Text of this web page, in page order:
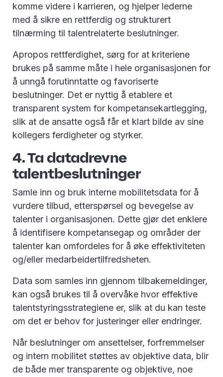
komme videre i karrieren, og hjelper lederne
med å sikre en rettferdig og strukturert
tilnærming til talentrelaterte beslutninger.
Apropos rettferdighet, sørg for at kriteriene
brukes på samme måte i hele organisasjonen for
å unngå forutinntatte og favoriserte
beslutninger. Det er nyttig å etablere et
transparent system for kompetansekartlegging,
slik at de ansatte også får et klart bilde av sine
kollegers ferdigheter og styrker.
4. Ta datadrevne
talentbeslutninger
Samle inn og bruk interne mobilitetsdata for å
vurdere tilbud, etterspørsel og bevegelse av
talenter i organisasjonen. Dette gjør det enklere
å identifisere kompetansegap og områder der
talenter kan omfordeles for å øke effektiviteten
og/eller medarbeidertilfredsheten.
Data som samles inn gjennom tilbakemeldinger,
kan også brukes til å overvåke hvor effektive
talentstyringsstrategiene er, slik at du kan teste
om det er behov for justeringer eller endringer.
Når beslutninger om ansettelser, forfremmelser
og intern mobilitet støttes av objektive data, blir
de både mer transparente og objektive, noe